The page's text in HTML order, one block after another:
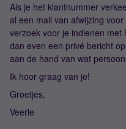
Als je het klantnummer
al een mail van afwijzing
verzoek voor je indienen
dan even een privé bericht
aan de hand van wat
Ik hoor graag van je!
Groetjes,
Veerle